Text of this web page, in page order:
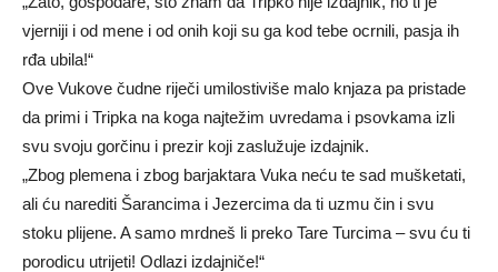
vjerniji i od mene i od onih koji su ga kod tebe ocrnili, pasja ih
rđa ubila!“
Ove Vukove čudne riječi umilostiviše malo knjaza pa pristade
da primi i Tripka na koga najtežim uvredama i psovkama izli
svu svoju gorčinu i prezir koji zaslužuje izdajnik.
„Zbog plemena i zbog barjaktara Vuka neću te sad mušketati,
ali ću narediti Šarancima i Jezercima da ti uzmu čin i svu
stoku plijene. A samo mrdneš li preko Tare Turcima – svu ću ti
porodicu utrijeti! Odlazi izdajniče!“